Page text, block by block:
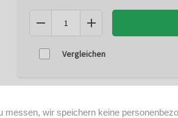
Vergleichen
wir speichern keine